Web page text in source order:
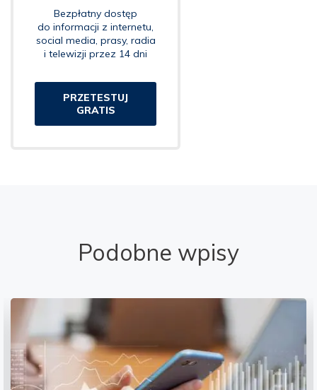
Bezpłatny dostęp
do informacji z internetu,
social media, prasy, radia
i telewizji przez 14 dni
PRZETESTUJ
GRATIS
Podobne wpisy